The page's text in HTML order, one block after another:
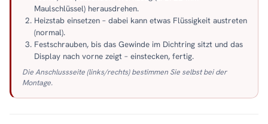
Maulschlüssel) herausdrehen.
Heizstab einsetzen – dabei kann etwas Flüssigkeit austreten
(normal).
Festschrauben, bis das Gewinde im Dichtring sitzt und das
Display nach vorne zeigt – einstecken, fertig.
Die Anschlussseite (links/rechts) bestimmen Sie selbst bei der
Montage.